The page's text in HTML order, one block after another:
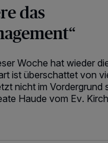
das
Woche hat wieder
ist überschattet von
nicht im Vordergrund
Haude vom Ev.